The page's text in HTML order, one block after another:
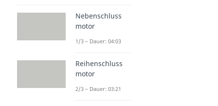
Nebenschluss
motor
1/3 – Dauer: 04:03
Reihenschluss
motor
2/3 – Dauer: 03:21